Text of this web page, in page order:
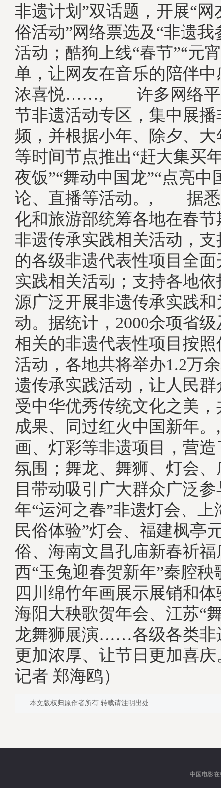
非遗计划”双话题，开展“
俗活动”网络票选及“非遗我
活动；酷狗上线“春节”“元
单，让网友在音乐的陪伴
浓喜悦……, 许多网络平
节非遗活动专区，集中展
频，并根据小年、除夕、
等时间节点推出“赶大集买
夜饭”“舞动中国龙”“点亮中
论、直播等活动。, 据悉
化和旅游部统筹各地在春
非遗传承实践相关活动，
的各级非遗代表性项目全
实践相关活动；支持各地
源广泛开展非遗传承实践
动。据统计，2000余项省
相关的非遗代表性项目按
活动，各地共将举办1.2万
遗传承实践活动，让人民
受中华优秀传统文化之美
成果、同过红火中国新
画、灯彩等非遗项目，营
氛围；舞龙、舞狮、灯会
目带动吸引广大群众广泛参
年“运河之春”非遗灯会、上
民俗体验”灯会、福建枫亭
俗、海南文昌孔庙新春祈福
西“玉兔迎春贺新年”秦腔
四川绵竹年画展示展销和
海阳大秧歌贺年会、江苏“
龙舞狮展演……各级各类非
更加浓厚、让节日更加喜
记者 郑海鸥）
本文版权归原作者所有 转载请注明出处
中国电影在